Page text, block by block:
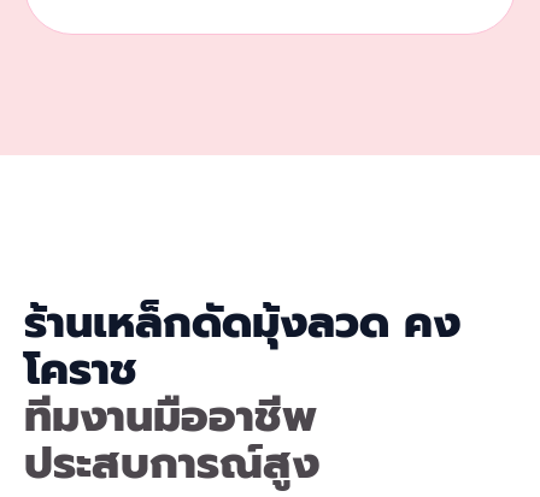
ร้านเหล็กดัดมุ้งลวด คง
โคราช
ทีมงานมืออาชีพ
ประสบการณ์สูง